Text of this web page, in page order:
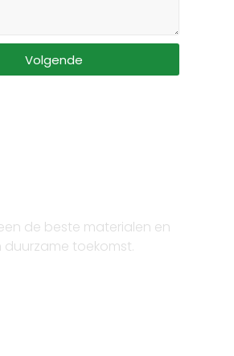
Volgende
de beste materialen en
toekomst.